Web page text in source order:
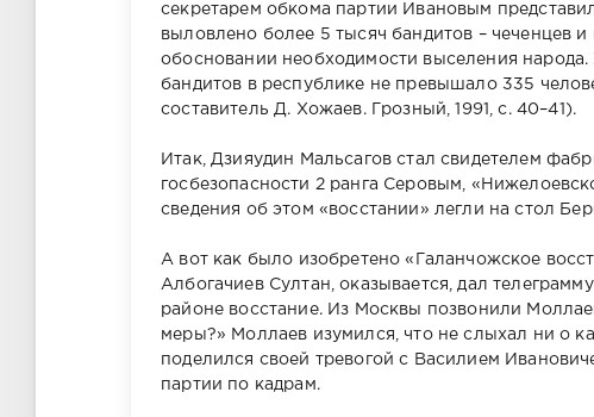
секретарем обкома партии Ивановым
выловлено более 5 тысяч бандитов – чеченцев
обосновании необходимости выселения
бандитов в республике не превышало 335
составитель Д. Хожаев. Грозный, 1991, с. 40–41).
Итак, Дзияудин Мальсагов стал свидетелем
госбезопасности 2 ранга Серовым,
сведения об этом «восстании» легли на стол
А вот как было изобретено «Галанчожское
Албогачиев Султан, оказывается, дал
районе восстание. Из Москвы позвонили
меры?» Моллаев изумился, что не слыхал ни о
поделился своей тревогой с Василием
партии по кадрам.